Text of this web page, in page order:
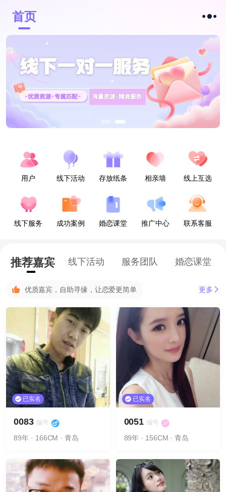
首页
用户 线下活动 存放纸条 相亲墙 线上互选
线下服务 成功案例 婚恋课堂 推广中心 联系客服
推荐嘉宾 线下活动 服务团队 婚恋课堂
优质嘉宾，自助寻缘，让恋爱更简单 更多
已实名
0083 编号
89年 · 166CM · 青岛
已实名
0051 编号
89年 · 156CM · 青岛